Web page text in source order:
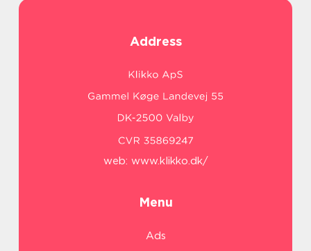
Address
web: www.klikko.dk/
Menu
Ads